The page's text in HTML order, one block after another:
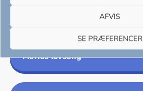
AFVIS
SE PRÆFERENCER
Marias lovsang